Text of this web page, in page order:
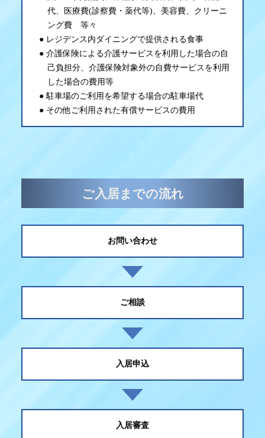
代、医療費(診察費・薬代等)、美容費、クリーニ
ング費 等々
レジデンス内ダイニングで提供される食事
介護保険による介護サービスを利用した場合の自
己負担分、介護保険対象外の自費サービスを利用
した場合の費用等
駐車場のご利用を希望する場合の駐車場代
その他ご利用された有償サービスの費用
ご入居までの流れ
お問い合わせ
ご相談
入居申込
入居審査